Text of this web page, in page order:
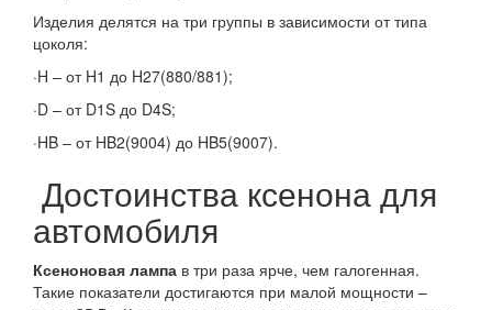
Изделия делятся на три группы в зависимости от типа
цоколя:
·H – от H1 до H27(880/881);
·D – от D1S до D4S;
·HB – от HB2(9004) до HB5(9007).
Достоинства ксенона для
автомобиля
Ксеноновая лампа в три раза ярче, чем галогенная.
Такие показатели достигаются при малой мощности –